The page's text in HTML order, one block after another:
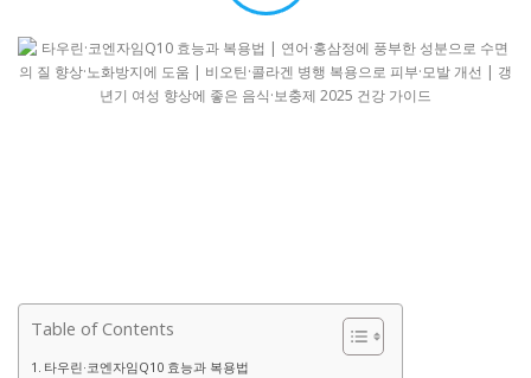
Table of Contents
타우린·코엔자임Q10 효능과 복용법